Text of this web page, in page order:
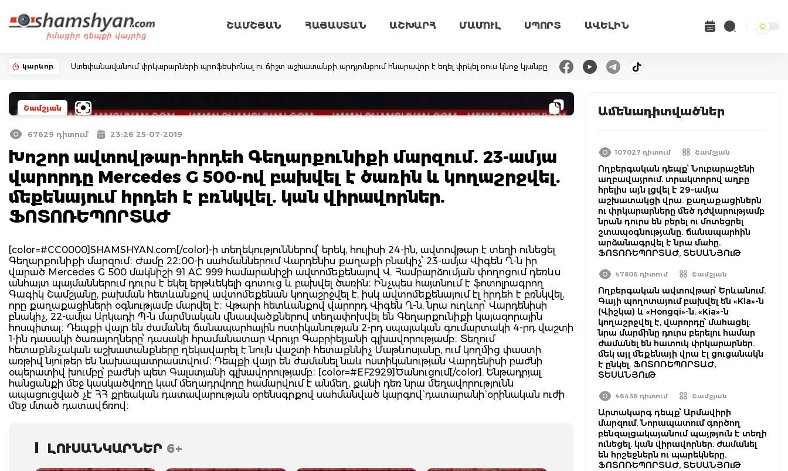
ՇԱՄՇՅԱՆ ՀԱՅԱՍՏԱՆ ԱՇԽԱՐՀ ՄԱՄՈՒԼ ՍՊՈՐՏ ԱՎԵԼԻՆ
կարևոր Ստեփանավանում փրկարարների պրոֆեսիոնալ ու ճիշտ աշխատանքի արդյունքում հնարավոր է եղել փրկել ռուս կնոջ կյանքը
Շամշյան
67629 դիտում 23:26 25-07-2019
Խոշոր ավտովթար-հրդեհ Գեղարքունիքի մարզում. 23-ամյա
վարորդը Mercedes G 500-ով բախվել է ծառին և կողաշրջվել.
մեքենայում հրդեհ է բռնկվել. կան վիրավորներ.
ՖՈՏՈՌԵՊՈՐՏԱԺ
[color=#CC0000]SHAMSHYAN.com[/color]-ի տեղեկություններով՝ երեկ, հուլիսի 24-ին, ավտովթար է տեղի ունեցել
Գեղարքունիքի մարզում։ Ժամը 22։00-ի սահմաններում Վարդենիս քաղաքի բնակիչ՝ 23-ամյա Վիգեն Ղ-ն իր
վարած Mercedes G 500 մակնիշի 91 AC 999 համարանիշի ավտոմեքենայով Վ. Համբարձումյան փողոցում դեռևս
անհայտ պայմաններում դուրս է եկել երթևեկելի գոտուց և բախվել ծառին։ Ինչպես հայտնում է ֆոտոլրագրող
Գագիկ Շամշյանը, բախման հետևանքով ավտոմեքենան կողաշրջվել է, իսկ ավտոմեքենայում էլ հրդեհ է բռնկվել,
որը քաղաքացիների օգնությամբ մարվել է։ Վթարի հետևանքով վարորդ Վիգեն Ղ-ն, նրա ուղևոր՝ Վարդենիսի
բնակիչ, 22-ամյա Արկադի Պ-ն մարմնական վնասվածքներով տեղափոխվել են Գեղարքունիքի կայազորային
հոսպիտալ։ Դեպքի վայր են ժամանել ճանապարհային ոստիկանության 2-րդ սպայական գումարտակի 4-րդ վաշտի
1-ին դասակի ծառայողները՝ դասակի հրամանատար Վրույր Գաբրիելյանի գլխավորությամբ։ Տեղում
հետաքննչական աշխատանքները ղեկավարել է նույն վաշտի հետաքննիչ Մաթևոսյանը, ում կողմից փաստի
առթիվ նյութեր են նախապատրաստվում։ Դեպքի վայր են ժամանել նաև ոստիկանության Վարդենիսի բաժնի
օպերատիվ խումբը՝ բաժնի պետ Գալստյանի գլխավորությամբ։ [color=#EF2929]Ծանուցում[/color]. Ենթադրյալ
հանցանքի մեջ կասկածվողը կամ մեղադրվողը համարվում է անմեղ, քանի դեռ նրա մեղավորությունն
ապացուցված չէ ՀՀ քրեական դատավարության օրենսգրքով սահմանված կարգով` դատարանի` օրինական ուժի
մեջ մտած դատավճռով։
ԼՈՒՍԱՆԿԱՐՆԵՐ 6+
Ամենադիտվածներ
107027 դիտում Շամշյան
Ողբերգական դեպք՝ Նուբարաշենի
աղբավայրում. տրակտորով աղբը
հրելիս այն լցվել է 29-ամյա
աշխատակցի վրա. քաղաքացիներն
ու փրկարարները մեծ դժվարությամբ
նրան դուրս են բերել ու մոտեցրել
շտապօգնությանը. ճանապարհին
արձանագրվել է նրա մահը.
ՖՈՏՈՌԵՊՈՐՏԱԺ, ՏԵՍԱՆՅՈւԹ
47806 դիտում Շամշյան
Ողբերգական ավտովթար՝ Երևանում.
Գայի պողոտայում բախվել են «Kia»-ն
(Վիշկա) և «Hongqi»-ն. «Kia»-ն
կողաշրջվել է, վարորդը՝ մահացել.
նրա մարմինը դուրս բերելու համար
ժամանել են հատուկ փրկարարներ.
մեկ այլ մեքենայի վրա էլ ցուցանակն
է ընկել. ՖՈՏՈՌԵՊՈՐՏԱԺ,
ՏԵՍԱՆՅՈւԹ
46436 դիտում Շամշյան
Արտակարգ դեպք՝ Արմավիրի
մարզում. Նորապատում գործող
բենզալցակայանում պայթյուն է տեղի
ունեցել. կան վիրավորներ. ժամանել
են հրշեջներն ու պարեկները.
ՖՈՏՈՌԵՊՈՐՏԱԺ, ՏԵՍԱՆՅՈւԹ